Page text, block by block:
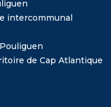
intercommunal
de Cap Atlantique